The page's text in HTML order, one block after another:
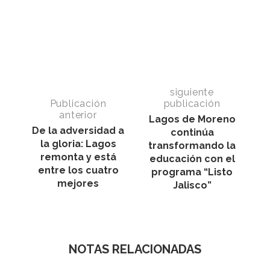
Publicación
anterior
De la adversidad a
la gloria: Lagos
remonta y está
entre los cuatro
mejores
siguiente
publicación
Lagos de Moreno
continúa
transformando la
educación con el
programa “Listo
Jalisco”
NOTAS RELACIONADAS